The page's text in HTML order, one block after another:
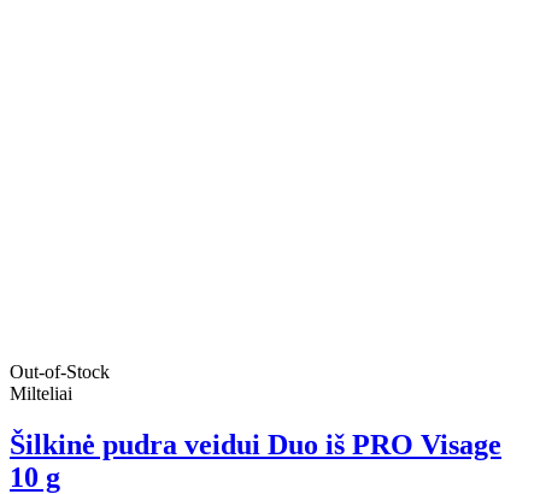
Out-of-Stock
Milteliai
Šilkinė pudra veidui Duo iš PRO Visage
10 g